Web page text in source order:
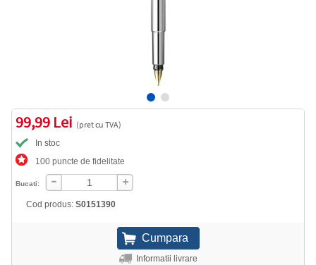
99,99 Lei (pret cu TVA)
In stoc
100 puncte de fidelitate
Bucati:
Cod produs: S0151390
Informatii livrare